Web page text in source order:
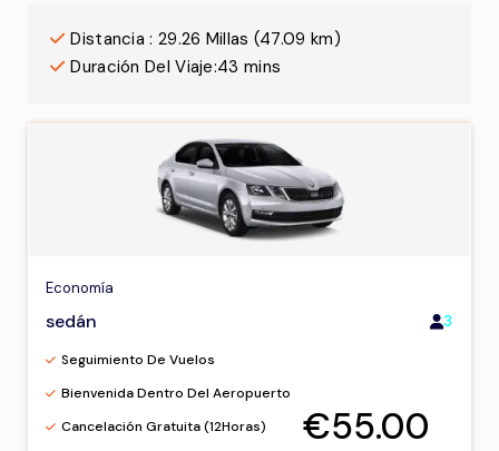
Distancia : 29.26 Millas (47.09 km)
Duración Del Viaje:43 mins
Economía
sedán 3
Seguimiento De Vuelos
Bienvenida Dentro Del Aeropuerto
Cancelación Gratuita (12Horas)
€55.00